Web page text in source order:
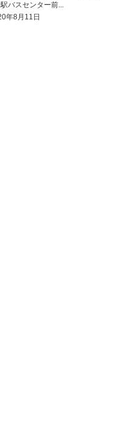
バスセンター前...
年8月11日